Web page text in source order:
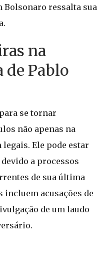
Bolsonaro ressalta sua
na
Pablo
se tornar
não apenas na
Ele pode estar
a processos
de sua última
acusações de
de um laudo